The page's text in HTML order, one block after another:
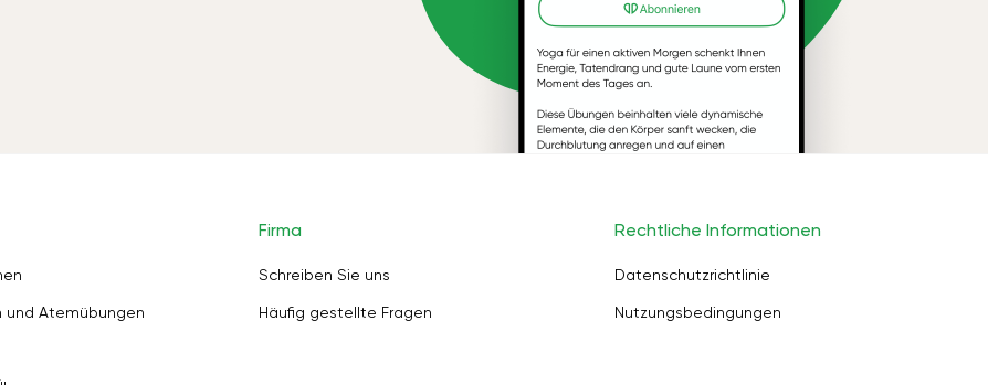
und Atemübungen
Firma
Schreiben Sie uns
Häufig gestellte Fragen
Rechtliche Informationen
Datenschutzrichtlinie
Nutzungsbedingungen